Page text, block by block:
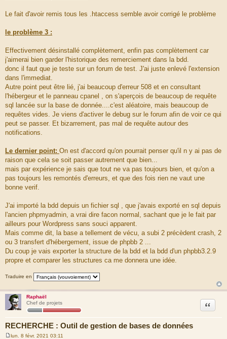
{HTTP:Authorization},L]
#
# The following 3 lines will rewrite URLs passed through the
# to not require app.php in the actual URL. In other words,
a controller is
# by default accessed at /app.php/my/controller, but can
also be accessed at
# /my/controller
#
RewriteCond %{REQUEST_FILENAME} !-f
RewriteCond %{REQUEST_FILENAME} !-d
RewriteRule ^(.*)$ app.php [QSA,L]
# If symbolic links are not already being followed,
#
http://anothersysadmin.wordpress.com/2008/06/10/mod_rewrite-
forbidden-403-with-apache-228/
#Options +FollowSymLinks
</IfModule>
# With Apache 2.4 the "Order, Deny" syntax has been
deprecated and moved from
# module mod_authz_host to a new module called
mod_access_compat (which may be
# disabled) and a new "Require" syntax has been introduced
to mod_authz_host.
# We could just conditionally provide both versions, but
unfortunately Apache
# does not explicitly tell us its version if the module
mod_version is not
# available. In this case, we check for the availability of
module
# mod_authz_core (which should be on 2.4 or higher only) as
a best guess.
<IfModule mod_version.c>
<IfVersion < 2.4>
<Files "config.php">
Order Allow,Deny
Le fait d'avoir remis tous les .htaccess semble avoir corrigé le problème
le problème 3 :
Effectivement désinstallé complètement, enfin pas complètement car
j'aimerai bien garder l'historique des remerciement dans la bdd.
donc il faut que je teste sur un forum de test. J'ai juste enlevé l'extension
dans l'immediat.
Autre point peut être lié, j'ai beaucoup d'erreur 508 et en consultant
l'hébergeur et le panneau cpanel , on s'aperçois de beaucoup de requête
sql lancée sur la base de donnée....c'est aléatoire, mais beaucoup de
requêtes vides. Je viens d'activer le debug sur le forum afin de voir ce qui
peut se passer. Et bizarrement, pas mal de requête autour des
notifications.
Le dernier point: On est d'accord qu'on pourrait penser qu'il n y ai pas de
raison que cela se soit passer autrement que bien...
mais par expérience je sais que tout ne va pas toujours bien, et qu'on a
pas toujours les remontés d'erreurs, et que des fois rien ne vaut une
bonne verif.
J'ai importé la bdd depuis un fichier sql , que j'avais exporté en sql depuis
l'ancien phpmyadmin, a vrai dire facon normal, sachant que je le fait par
ailleurs pour Wordpress sans souci apparent.
Mais comme dit, la base a tellement de vécu, a subi 2 précèdent crash, 2
ou 3 transfert d'hébergement, issue de phpbb 2 ...
Du coup je vais exporter la structure de la bdd et la bdd d'un phpbb3.2.9
propre et comparer les structures ca me donnera une idée.
Traduire en
Raphaël
Chef de projets
RECHERCHE : Outil de gestion de bases de données
Citation
lun. 8 févr. 2021 03:11